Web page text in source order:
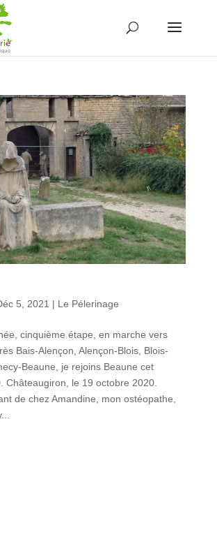
5, 2021 | Le Pélerinage
cinquième étape, en marche vers
Bais-Alençon, Alençon-Blois, Blois-
Beaune, je rejoins Beaune cet
Châteaugiron, le 19 octobre 2020.
de chez Amandine, mon ostéopathe,